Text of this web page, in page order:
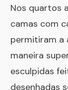
Nos quartos
camas com
permitiram a
maneira
esculpidas
desenhadas